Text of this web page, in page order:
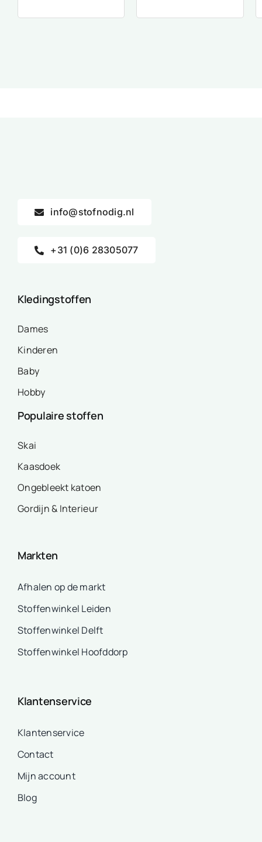
was: is:
was: is:
info@stofnodig.nl
+31 (0)6 28305077
Kledingstoffen
Dames
Kinderen
Baby
Hobby
Populaire stoffen
Skai
Kaasdoek
Ongebleekt katoen
Gordijn & Interieur
Markten
Afhalen op de markt
Stoffenwinkel Leiden
Stoffenwinkel Delft
Stoffenwinkel Hoofddorp
Klantenservice
Klantenservice
Contact
Mijn account
Blog